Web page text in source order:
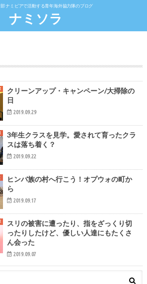
ナミビアで活動する青年海外協力隊のブログ
ナミソラ
クリーンアップ・キャンペーン/大掃除の
日
2019.09.29
3年生クラスを見学。愛されて育ったクラ
スは落ち着く？
2019.09.22
ヒンバ族の村へ行こう！オプウォの町か
ら
2019.09.17
スリの被害に遭ったり、指をざっくり切
ったりしたけど、優しい人達にもたくさ
ん会った
2019.09.07